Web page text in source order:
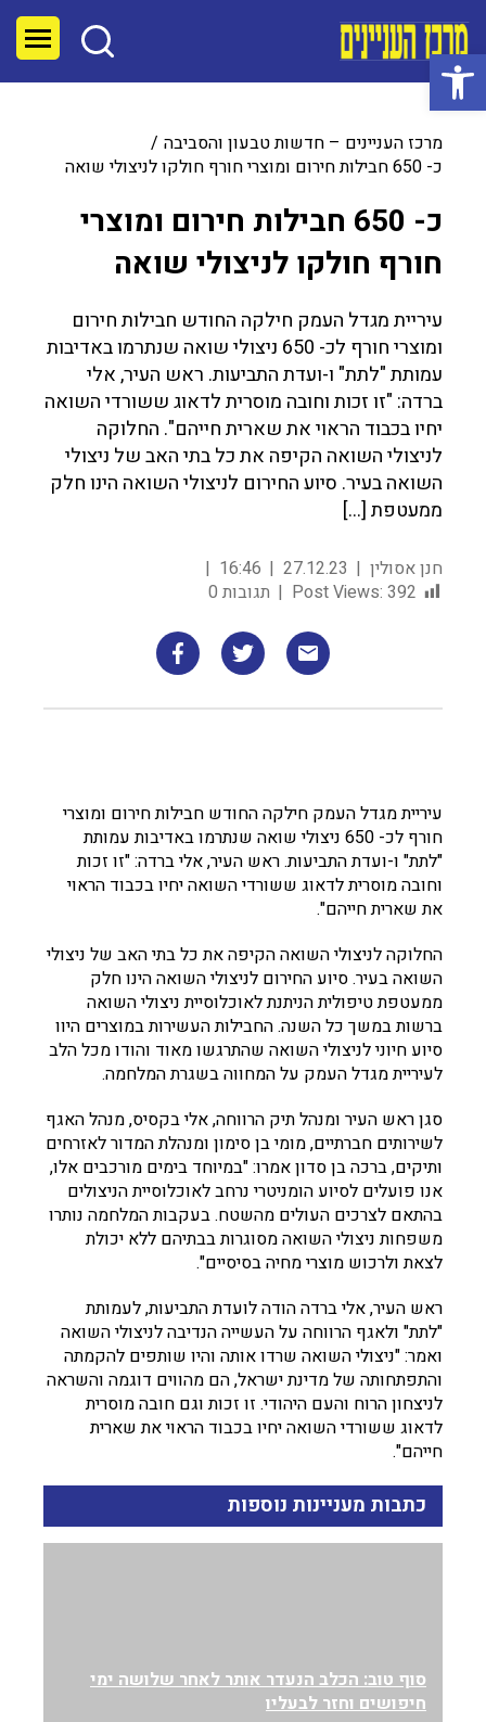
פתח סרגל נגישות
מרכז העניינים – חדשות טבעון והסביבה
כ- 650 חבילות חירום ומוצרי חורף חולקו לניצולי שואה
כ- 650 חבילות חירום ומוצרי
חורף חולקו לניצולי שואה
עיריית מגדל העמק חילקה החודש חבילות חירום
ומוצרי חורף לכ- 650 ניצולי שואה שנתרמו באדיבות
עמותת "לתת" ו-ועדת התביעות. ראש העיר, אלי
ברדה: "זו זכות וחובה מוסרית לדאוג ששורדי השואה
יחיו בכבוד הראוי את שארית חייהם". החלוקה
לניצולי השואה הקיפה את כל בתי האב של ניצולי
השואה בעיר. סיוע החירום לניצולי השואה הינו חלק
ממעטפת […]
חנן אסולין 27.12.23
16:46
Post Views: 392 תגובות 0
עיריית מגדל העמק חילקה החודש חבילות חירום ומוצרי
חורף לכ- 650 ניצולי שואה שנתרמו באדיבות עמותת
"לתת" ו-ועדת התביעות. ראש העיר, אלי ברדה: "זו זכות
וחובה מוסרית לדאוג ששורדי השואה יחיו בכבוד הראוי
את שארית חייהם".
החלוקה לניצולי השואה הקיפה את כל בתי האב של ניצולי
השואה בעיר. סיוע החירום לניצולי השואה הינו חלק
ממעטפת טיפולית הניתנת לאוכלוסיית ניצולי השואה
ברשות במשך כל השנה. החבילות העשירות במוצרים היוו
סיוע חיוני לניצולי השואה שהתרגשו מאוד והודו מכל הלב
לעיריית מגדל העמק על המחווה בשגרת המלחמה.
סגן ראש העיר ומנהל תיק הרווחה, אלי בקסיס, מנהל האגף
לשירותים חברתיים, מומי בן סימון ומנהלת המדור לאזרחים
ותיקים, ברכה בן סדון אמרו: "במיוחד בימים מורכבים אלו,
אנו פועלים לסיוע הומניטרי נרחב לאוכלוסיית הניצולים
בהתאם לצרכים העולים מהשטח. בעקבות המלחמה נותרו
משפחות ניצולי השואה מסוגרות בבתיהם ללא יכולת
לצאת ולרכוש מוצרי מחיה בסיסיים".
ראש העיר, אלי ברדה הודה לועדת התביעות, לעמותת
"לתת" ולאגף הרווחה על העשייה הנדיבה לניצולי השואה
ואמר: "ניצולי השואה שרדו אותה והיו שותפים להקמתה
והתפתחותה של מדינת ישראל, הם מהווים דוגמה והשראה
לניצחון הרוח והעם היהודי. זו זכות וגם חובה מוסרית
לדאוג ששורדי השואה יחיו בכבוד הראוי את שארית
חייהם".
כתבות מעניינות נוספות
סוף טוב: הכלב הנעדר אותר לאחר שלושה ימי
חיפושים וחזר לבעליו